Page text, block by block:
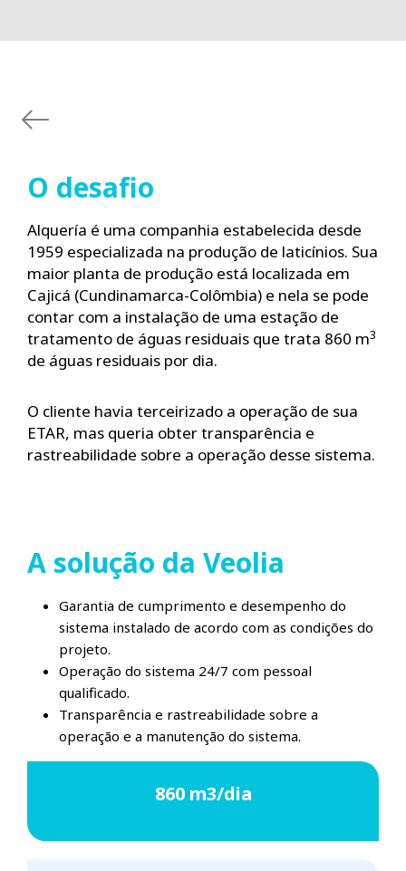
O desafio
Alquería é uma companhia estabelecida desde
1959 especializada na produção de laticínios. Sua
maior planta de produção está localizada em
Cajicá (Cundinamarca-Colômbia) e nela se pode
contar com a instalação de uma estação de
tratamento de águas residuais que trata 860 m3
de águas residuais por dia.
O cliente havia terceirizado a operação de sua
ETAR, mas queria obter transparência e
rastreabilidade sobre a operação desse sistema.
A solução da Veolia
Garantia de cumprimento e desempenho do
sistema instalado de acordo com as condições do
projeto.
Operação do sistema 24/7 com pessoal
qualificado.
Transparência e rastreabilidade sobre a
operação e a manutenção do sistema.
860 m3/dia